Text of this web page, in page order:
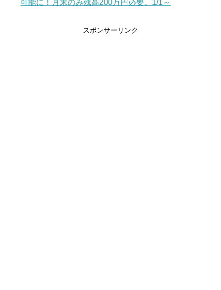
可能に！月末のみ残高200万円必要。1/1～
スポンサーリンク